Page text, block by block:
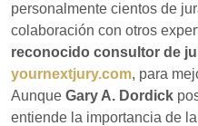
personalmente cientos de
colaboración con otros
reconocido consultor de
yournextjury.com, para
Aunque Gary A. Dordick
entiende la importancia de